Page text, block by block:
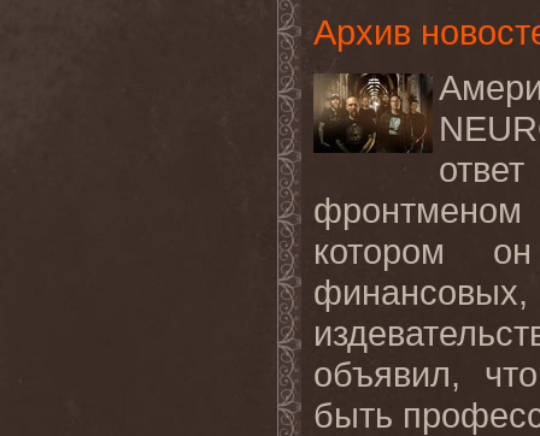
Архив
котором
объявил,
быть